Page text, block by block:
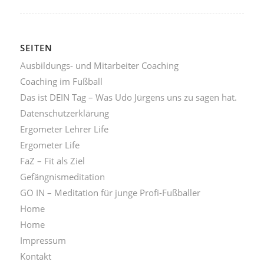
SEITEN
Ausbildungs- und Mitarbeiter Coaching
Coaching im Fußball
Das ist DEIN Tag – Was Udo Jürgens uns zu sagen hat.
Datenschutzerklärung
Ergometer Lehrer Life
Ergometer Life
FaZ – Fit als Ziel
Gefängnismeditation
GO IN – Meditation für junge Profi-Fußballer
Home
Home
Impressum
Kontakt